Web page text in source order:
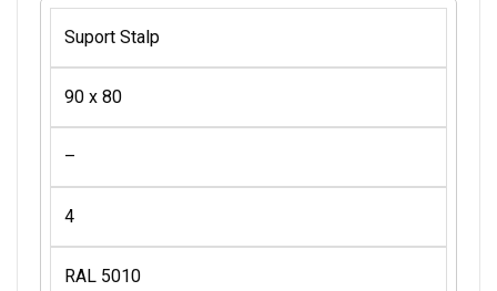
Suport Stalp
90 x 80
–
4
RAL 5010